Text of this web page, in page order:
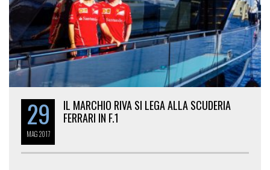
29
MAG2017
IL MARCHIO RIVA SI LEGA ALLA SCUDERIA
FERRARI IN F.1